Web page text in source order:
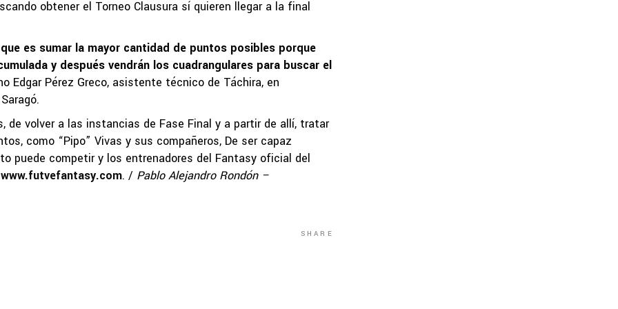
obtener el Torneo Clausura sí quieren llegar a la final
es sumar la mayor cantidad de puntos posibles porque
y después vendrán los cuadrangulares para buscar el
Edgar Pérez Greco, asistente técnico de Táchira, en
de volver a las instancias de Fase Final y a partir de allí, tratar
como “Pipo” Vivas y sus compañeros, De ser capaz
puede competir y los entrenadores del Fantasy oficial del
www.futvefantasy.com. / Pablo Alejandro Rondón –
SHARE